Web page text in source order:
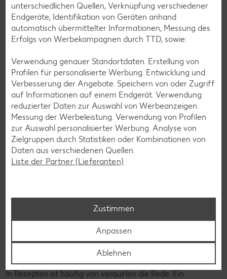
Viele Lebensmittel werden weggeworfen, obwohl sie noch
anstandslos gegessen werden könnten. Was hat es also mit
dem Mindesthaltbarkeitsdatum auf Produkten genau auf
sich? In unserem Beitrag mehr dazu lesen.
Mehr erfahren
© Lucky Dragon - stock.adobe.com
In Rezepten ist häufig von verquirlen die Rede. Ein
unterschiedlichen Quellen, Verknüpfung verschiedener
Endgeräte, Identifikation von Geräten anhand
automatisch übermittelter Informationen, Messung des
Erfolgs von Werbekampagnen durch TTD, sowie:
Verwendung genauer Standortdaten. Erstellung von
Profilen für personalisierte Werbung. Entwicklung und
Verbesserung der Angebote. Speichern von oder Zugriff
auf Informationen auf einem Endgerät. Verwendung
reduzierter Daten zur Auswahl von Werbeanzeigen.
Messung der Werbeleistung. Verwendung von Profilen
zur Auswahl personalisierter Werbung. Analyse von
Zielgruppen durch Statistiken oder Kombinationen von
Daten aus verschiedenen Quellen.
Liste der Partner (Lieferanten)
Zustimmen
Anpassen
Ablehnen